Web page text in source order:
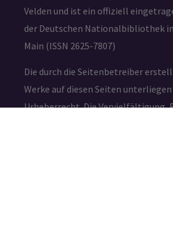
Velden und ist ein offiziell
der Deutschen Nationalbibliothek
Main (ISSN 2625-7807)
Die durch die Seitenbetreiber
Werke auf diesen Seiten
Urheberrecht. Die Vervielfältigung,